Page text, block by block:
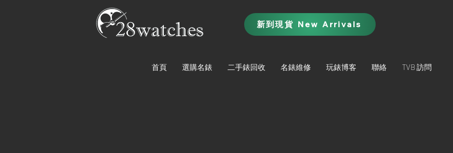
新到現貨 New Arrivals
首頁 選購名錶 二手錶回收 名錶維修 玩錶博客 聯絡 TVB 訪問